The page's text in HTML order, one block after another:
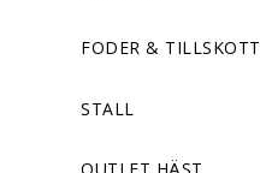
FODER & TILLSKOTT
STALL